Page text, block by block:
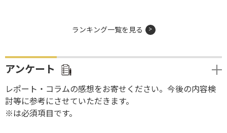
ランキング一覧を見る
アンケート
レポート・コラムの感想をお寄せください。今後の内容検
討等に参考にさせていただきます。
※は必須項目です。